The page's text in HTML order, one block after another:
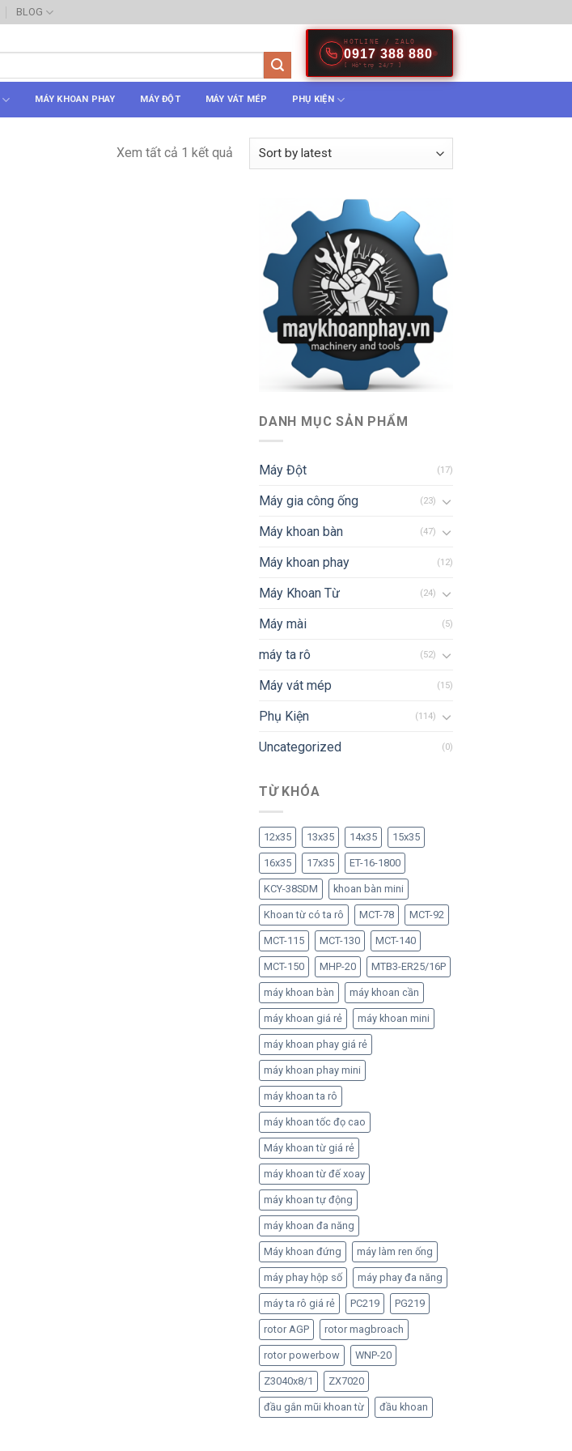
BLOG
HOTLINE / ZALO
0917 388 880
[ Hỗ trợ 24/7 ]
MÁY KHOAN PHAY MÁY ĐỘT MÁY VÁT MÉP PHỤ KIỆN
Xem tất cả 1 kết quả
DANH MỤC SẢN PHẨM
Máy Đột (17)
Máy gia công ống (23)
Máy khoan bàn (47)
Máy khoan phay (12)
Máy Khoan Từ (24)
Máy mài (5)
máy ta rô (52)
Máy vát mép (15)
Phụ Kiện (114)
Uncategorized (0)
TỪ KHÓA
12x35 13x35 14x35 15x35
16x35 17x35 ET-16-1800
KCY-38SDM khoan bàn mini
Khoan từ có ta rô MCT-78 MCT-92
MCT-115 MCT-130 MCT-140
MCT-150 MHP-20 MTB3-ER25/16P
máy khoan bàn máy khoan cần
máy khoan giá rẻ máy khoan mini
máy khoan phay giá rẻ
máy khoan phay mini
máy khoan ta rô
máy khoan tốc đọ cao
Máy khoan từ giá rẻ
máy khoan từ đế xoay
máy khoan tự động
máy khoan đa năng
Máy khoan đứng máy làm ren ống
máy phay hộp số máy phay đa năng
máy ta rô giá rẻ PC219 PG219
rotor AGP rotor magbroach
rotor powerbow WNP-20
Z3040x8/1 ZX7020
đầu gắn mũi khoan từ đầu khoan